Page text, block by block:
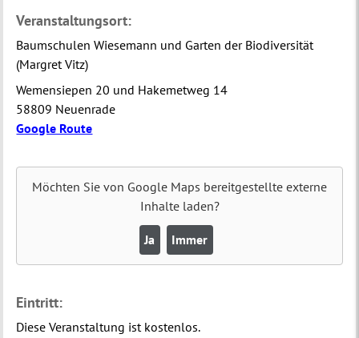
Veranstaltungsort:
Baumschulen Wiesemann und Garten der Biodiversität
(Margret Vitz)
Wemensiepen 20 und Hakemetweg 14
58809 Neuenrade
Google Route
Möchten Sie von Google Maps bereitgestellte externe
Inhalte laden?
Ja Immer
Eintritt:
Diese Veranstaltung ist kostenlos.